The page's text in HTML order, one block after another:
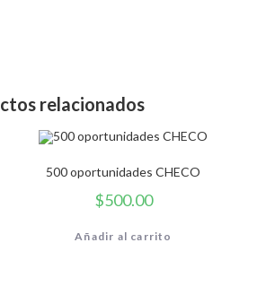
relacionados
500 oportunidades CHECO
$500.00
Añadir al carrito